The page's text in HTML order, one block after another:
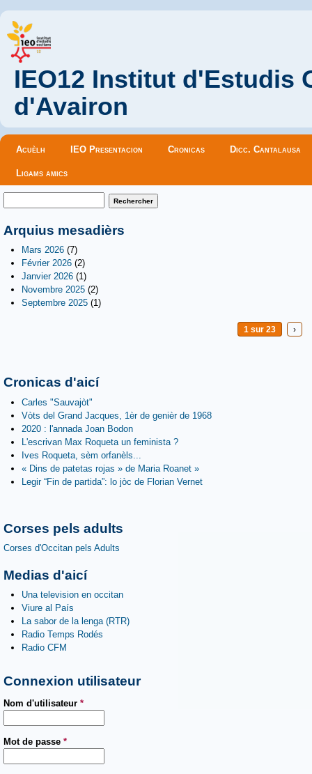
IEO12 Institut d'Estudis
d'Avairon
Menu principal
Acuèlh IEO Presentacion Cronicas Dicc. Cantalausa
Ligams amics
Formulaire de recherche
Arquius mesadièrs
Mars 2026 (7)
Février 2026 (2)
Janvier 2026 (1)
Novembre 2025 (2)
Septembre 2025 (1)
1 sur 23 ›
Cronicas d'aicí
Carles "Sauvajòt"
Vòts del Grand Jacques, 1èr de genièr de 1968
2020 : l'annada Joan Bodon
L'escrivan Max Roqueta un feminista ?
Ives Roqueta, sèm orfanèls...
« Dins de patetas rojas » de Maria Roanet »
Legir “Fin de partida”: lo jòc de Florian Vernet
Corses pels adults
Corses d'Occitan pels Adults
Medias d'aicí
Una television en occitan
Viure al País
La sabor de la lenga (RTR)
Radio Temps Rodés
Radio CFM
Connexion utilisateur
Nom d'utilisateur *
Mot de passe *